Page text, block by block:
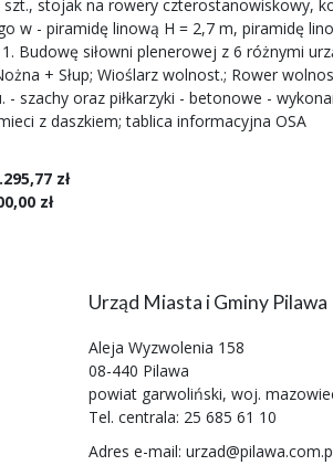
stojak na rowery czterostanowiskowy,
w - piramidę linową H = 2,7 m, piramidę
Budowę siłowni plenerowej z 6 różnymi
+ Słup; Wioślarz wolnost.; Rower
- szachy oraz piłkarzyki - betonowe -
z daszkiem; tablica informacyjna OSA
zł
zł
Urząd Miasta i Gminy Pilawa
Aleja Wyzwolenia 158
08-440 Pilawa
powiat garwoliński, woj.
Tel. centrala: 25 685 61 10
Adres e-mail: